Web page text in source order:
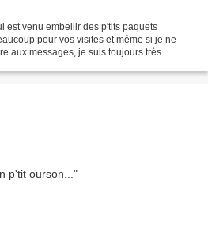
est venu embellir des p'tits paquets
pour vos visites et même si je ne
aux messages, je suis toujours très